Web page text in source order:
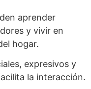
aprender
y vivir en
hogar.
expresivos y
la interacción.